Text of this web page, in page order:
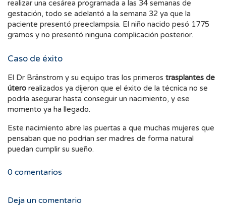
realizar una cesárea programada a las 34 semanas de
gestación, todo se adelantó a la semana 32 ya que la
paciente presentó preeclampsia. El niño nacido pesó 1775
gramos y no presentó ninguna complicación posterior.
Caso de éxito
El Dr Bränstrom y su equipo tras los primeros trasplantes de
útero realizados ya dijeron que el éxito de la técnica no se
podría asegurar hasta conseguir un nacimiento, y ese
momento ya ha llegado.
Este nacimiento abre las puertas a que muchas mujeres que
pensaban que no podrían ser madres de forma natural
puedan cumplir su sueño.
0 comentarios
Deja un comentario